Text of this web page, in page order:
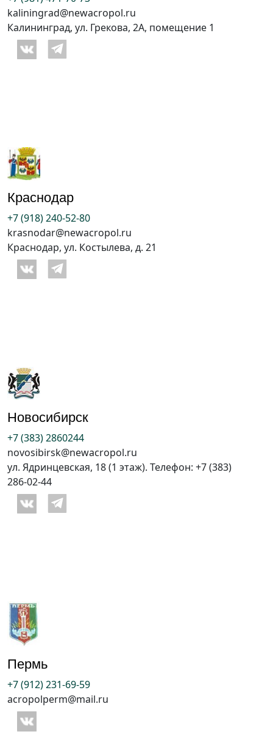
kaliningrad@newacropol.ru
Калининград, ул. Грекова, 2А, помещение 1
Краснодар
+7 (918) 240-52-80
krasnodar@newacropol.ru
Краснодар, ул. Костылева, д. 21
Новосибирск
+7 (383) 2860244
novosibirsk@newacropol.ru
ул. Ядринцевская, 18 (1 этаж). Телефон: +7 (383)
286-02-44
Пермь
+7 (912) 231-69-59
acropolperm@mail.ru